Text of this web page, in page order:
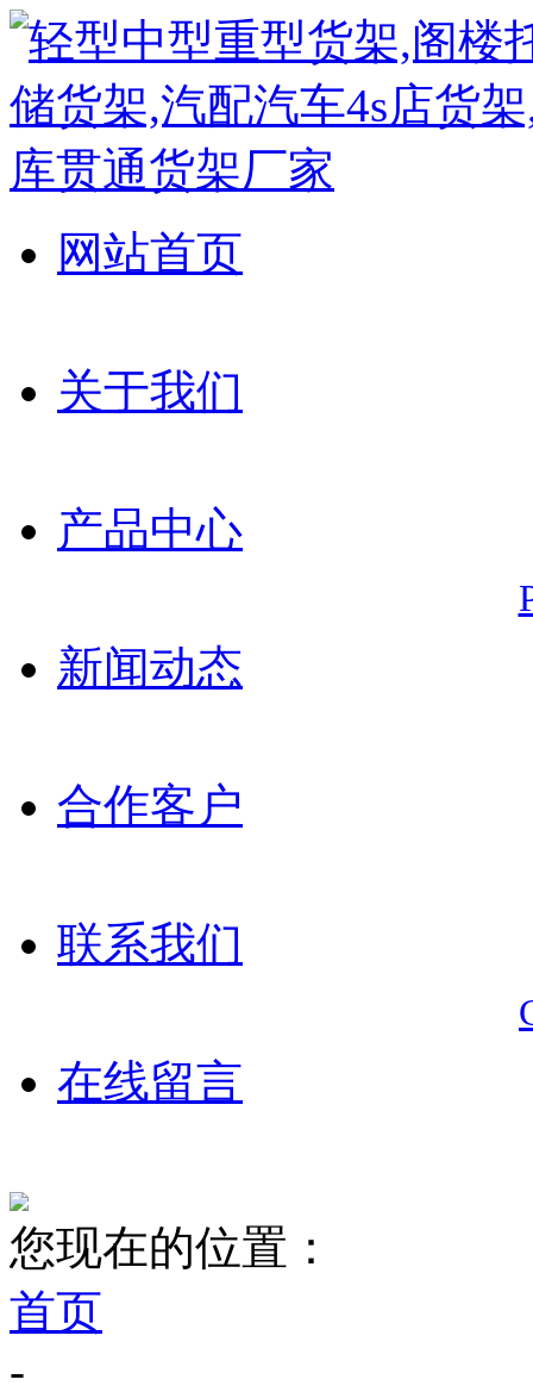
网站首页
关于我们
产品中心
新闻动态
合作客户
联系我们
在线留言
您现在的位置：
首页
-